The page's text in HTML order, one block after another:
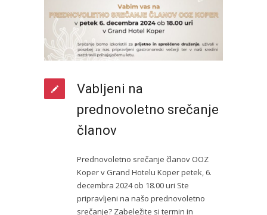
Vabljeni na
prednovoletno srečanje
članov
Prednovoletno srečanje članov OOZ
Koper v Grand Hotelu Koper petek, 6.
decembra 2024 ob 18.00 uri Ste
pripravljeni na našo prednovoletno
srečanje? Zabeležite si termin in